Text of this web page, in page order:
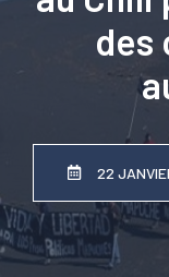
des
22